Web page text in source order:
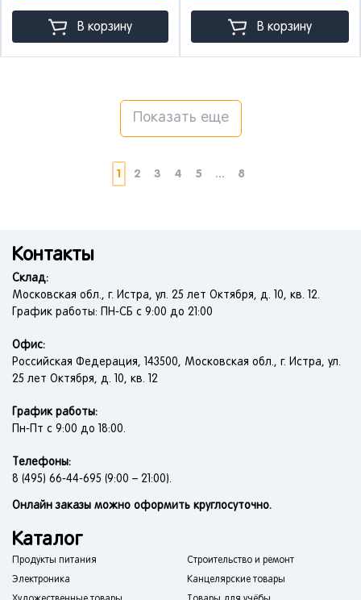
В корзину В корзину
Показать еще
1 2 3 4 5 ... 8
Контакты
Склад:
Московская обл., г. Истра, ул. 25 лет Октября, д. 10, кв. 12.
График работы: ПН-СБ с 9:00 до 21:00
Офис:
Российская Федерация, 143500, Московская обл., г. Истра, ул.
25 лет Октября, д. 10, кв. 12
График работы:
Пн-Пт с 9:00 до 18:00.
Телефоны:
8 (495) 66-44-695 (9:00 – 21:00).
Онлайн заказы можно оформить круглосуточно.
Каталог
Продукты питания
Строительство и ремонт
Электроника
Канцелярские товары